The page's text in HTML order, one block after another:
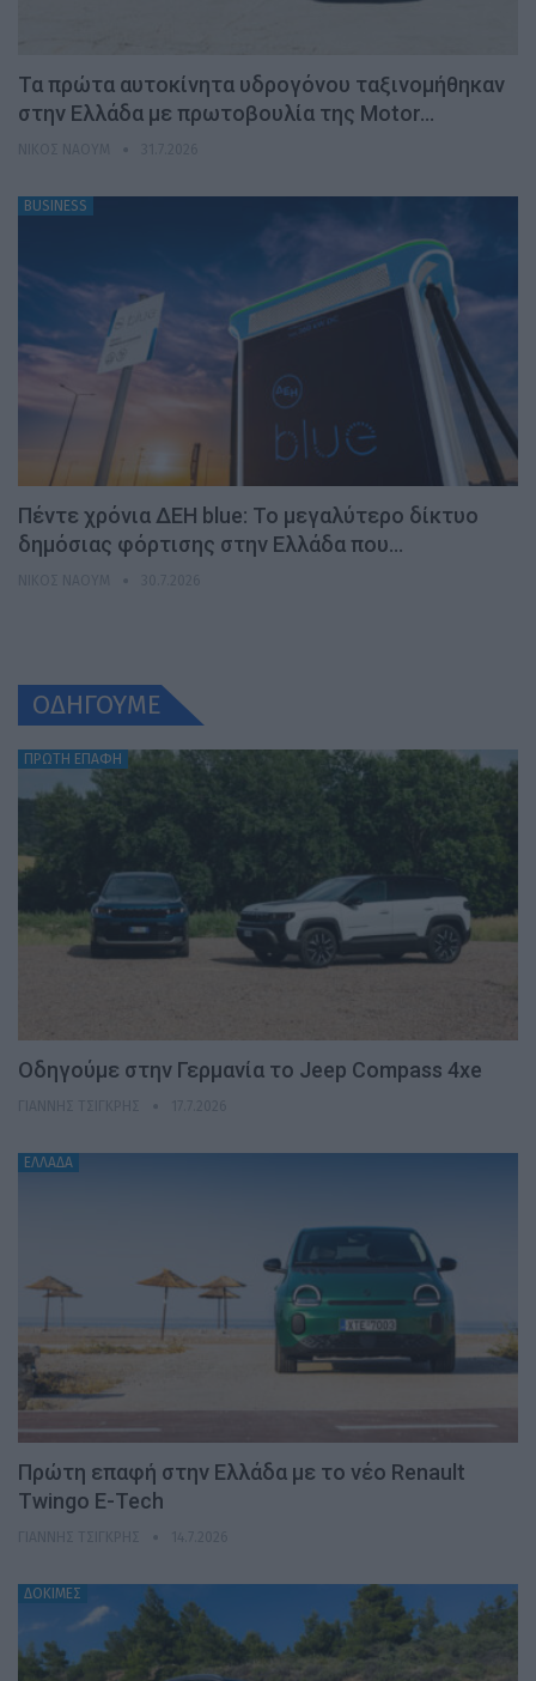
Τα πρώτα αυτοκίνητα υδρογόνου ταξινομήθηκαν
στην Ελλάδα με πρωτοβουλία της Motor…
BUSINESS
Πέντε χρόνια ΔΕΗ blue: Το μεγαλύτερο δίκτυο
δημόσιας φόρτισης στην Ελλάδα που…
ΟΔΗΓΟΥΜΕ
ΠΡΩΤΗ ΕΠΑΦΗ
Οδηγούμε στην Γερμανία το Jeep Compass 4xe
ΕΛΛΑΔΑ
Πρώτη επαφή στην Ελλάδα με το νέο Renault
Twingo E-Tech
ΔΟΚΙΜΕΣ